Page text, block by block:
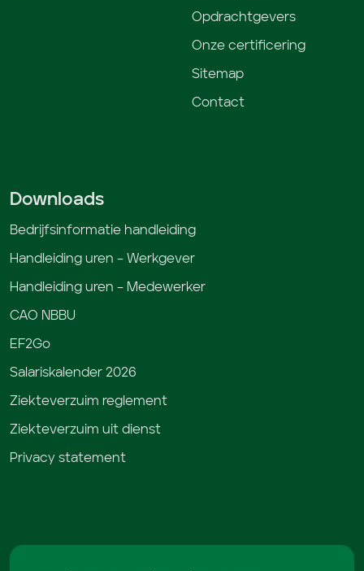
Opdrachtgevers
Onze certificering
Sitemap
Contact
Downloads
Bedrijfsinformatie handleiding
Handleiding uren – Werkgever
Handleiding uren – Medewerker
CAO NBBU
EF2Go
Salariskalender 2026
Ziekteverzuim reglement
Ziekteverzuim uit dienst
Privacy statement